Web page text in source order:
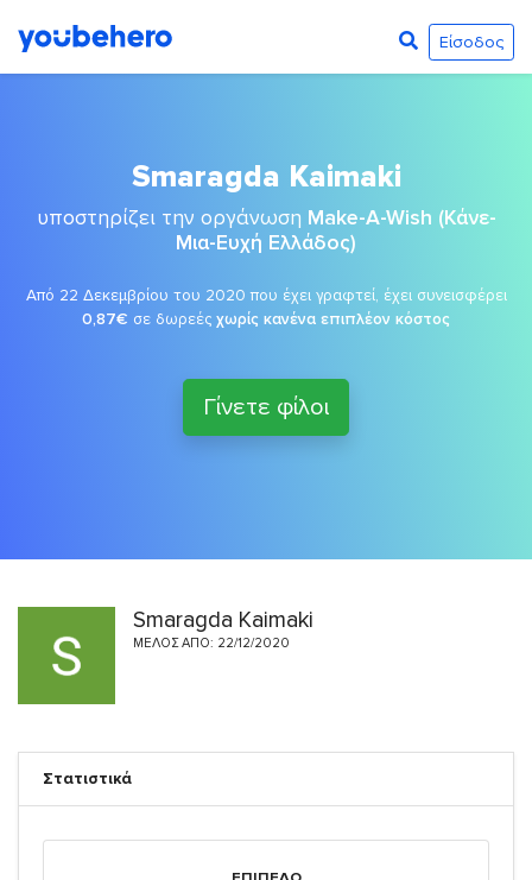
Είσοδος
Smaragda Kaimaki
υποστηρίζει την οργάνωση Make-A-Wish (Κάνε-
Μια-Ευχή Ελλάδος)
Από 22 Δεκεμβρίου του 2020 που έχει γραφτεί, έχει συνεισφέρει
0,87€ σε δωρεές χωρίς κανένα επιπλέον κόστος
Γίνετε φίλοι
Smaragda Kaimaki
ΜΈΛΟΣ ΑΠΌ: 22/12/2020
Στατιστικά